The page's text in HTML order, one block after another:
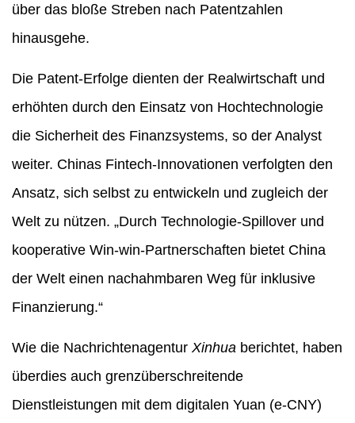
über das bloße Streben nach Patentzahlen
hinausgehe.
Die Patent-Erfolge dienten der Realwirtschaft und
erhöhten durch den Einsatz von Hochtechnologie
die Sicherheit des Finanzsystems, so der Analyst
weiter. Chinas Fintech-Innovationen verfolgten den
Ansatz, sich selbst zu entwickeln und zugleich der
Welt zu nützen. „Durch Technologie-Spillover und
kooperative Win-win-Partnerschaften bietet China
der Welt einen nachahmbaren Weg für inklusive
Finanzierung.“
Wie die Nachrichtenagentur Xinhua berichtet, haben
überdies auch grenzüberschreitende
Dienstleistungen mit dem digitalen Yuan (e-CNY)